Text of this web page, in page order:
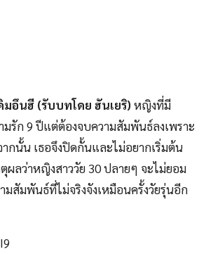
มอึนฮี (รับบทโดย ฮันเยริ)หญิงที่มี
มรัก 9 ปีแต่ต้องจบความสัมพันธ์ลงเพราะ
กนั้น เธอจึงปิดกั้นและไม่อยากเริ่มต้น
ผลว่าหญิงสาววัย 30 ปลายๆ จะไม่ยอม
มสัมพันธ์ที่ไม่จริงจังเหมือนครั้งวัยรุ่นอีก